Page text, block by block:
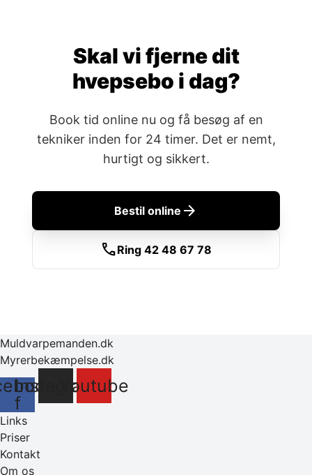
Skal vi fjerne dit
hvepsebo i dag?
Book tid online nu og få besøg af en
tekniker inden for 24 timer. Det er nemt,
hurtigt og sikkert.
Bestil online arrow_forward
callRing 42 48 67 78
Muldvarpemanden.dk
Myrerbekæmpelse.dk
f
InstagramYoutube
Links
Priser
Kontakt
Om os